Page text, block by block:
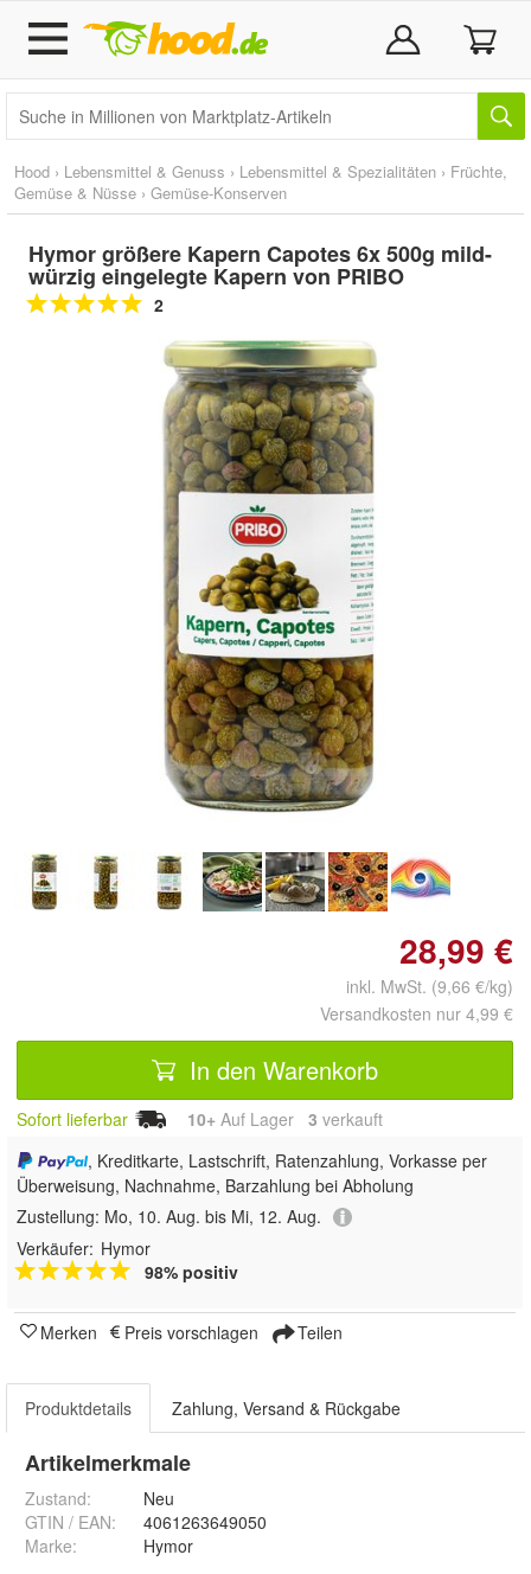
Hood › Lebensmittel & Genuss › Lebensmittel & Spezialitäten › Früchte,
Gemüse & Nüsse › Gemüse-Konserven
Hymor größere Kapern Capotes 6x 500g mild-
würzig eingelegte Kapern von PRIBO
2
Doppelt antippen zum
vergrößern
28,99 €
inkl. MwSt. (9,66 €/kg)
Versandkosten nur 4,99 €
In den Warenkorb
Sofort lieferbar 10+ Auf Lager 3 verkauft
, Kreditkarte, Lastschrift, Ratenzahlung, Vorkasse per
Überweisung, Nachnahme, Barzahlung bei Abholung
Zustellung: Mo, 10. Aug. bis Mi, 12. Aug.
Verkäufer: Hymor
98% positiv
Merken Preis vorschlagen Teilen
Produktdetails Zahlung, Versand & Rückgabe
Artikelmerkmale
Zustand:
Neu
GTIN / EAN:
4061263649050
Marke:
Hymor